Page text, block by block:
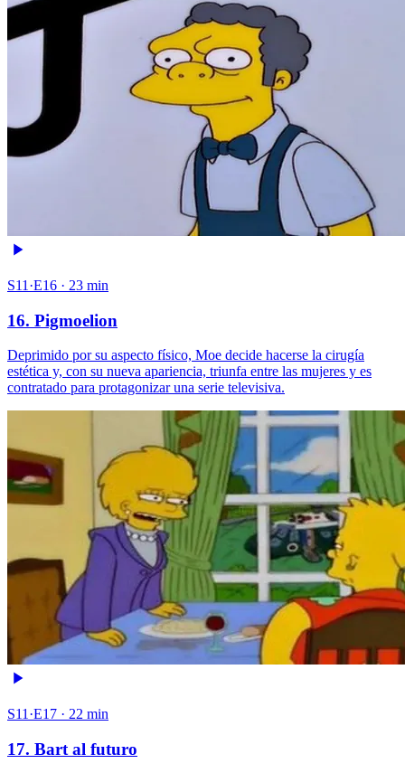
S11·E16 · 23 min
16. Pigmoelion
Deprimido por su aspecto físico, Moe decide hacerse la cirugía
estética y, con su nueva apariencia, triunfa entre las mujeres y es
contratado para protagonizar una serie televisiva.
S11·E17 · 22 min
17. Bart al futuro